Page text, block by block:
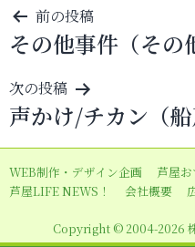
投
稿
ナ
ビ
ゲ
ー
シ
前の投稿
その他事件（そ
次の投稿
声かけ/チカン（
WEB制作・デザイン企画 芦屋
芦屋LIFE NEWS！
会社概要
Copyright © 2004-2026